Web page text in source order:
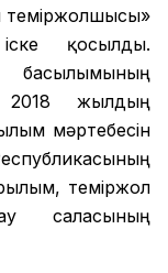
теміржолшысы»
қосылды.
2018 жылдың
мәртебесін
теміржол
саласының